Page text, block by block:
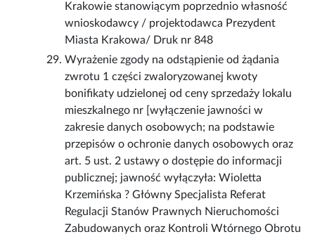
Krakowie stanowiącym poprzednio własność
wnioskodawcy / projektodawca Prezydent
Miasta Krakowa/ Druk nr 848
Wyrażenie zgody na odstąpienie od żądania
zwrotu 1 części zwaloryzowanej kwoty
bonifikaty udzielonej od ceny sprzedaży lokalu
mieszkalnego nr [wyłączenie jawności w
zakresie danych osobowych; na podstawie
przepisów o ochronie danych osobowych oraz
art. 5 ust. 2 ustawy o dostępie do informacji
publicznej; jawność wyłączyła: Wioletta
Krzemińska ? Główny Specjalista Referat
Regulacji Stanów Prawnych Nieruchomości
Zabudowanych oraz Kontroli Wtórnego Obrotu